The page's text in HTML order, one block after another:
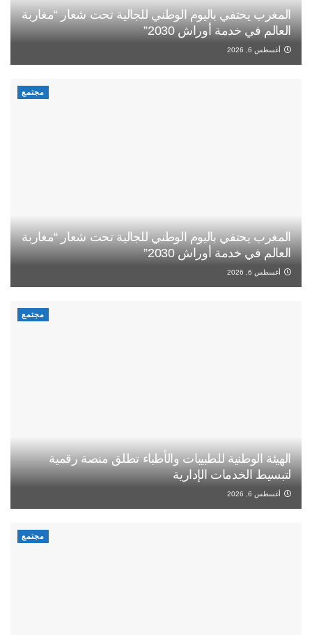
المغرب يحتفي باليوم الوطني للجالية تحت شعار “مغاربة
العالم في خدمة أوراش 2030”
أغسطس 6, 2026
مجتمع
المغرب يحتفي باليوم الوطني للجالية تحت شعار “مغاربة
العالم في خدمة أوراش 2030”
أغسطس 6, 2026
مجتمع
الهيئة الوطنية للطبيبات والأطباء تطلق منصة رقمية
لتبسيط الخدمات الإدارية
أغسطس 6, 2026
مجتمع